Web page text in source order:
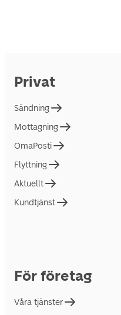
Privat
Sändning
Mottagning
OmaPosti
Flyttning
Aktuellt
Kundtjänst
För företag
Våra tjänster